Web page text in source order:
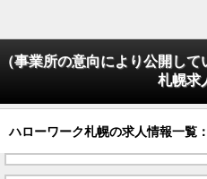
（事業所の意向により公開し
札幌求
ハローワーク札幌の求人情報一覧